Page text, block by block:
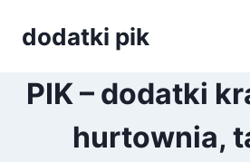
dodatki pik
PIK – dodatki
hurtownia,